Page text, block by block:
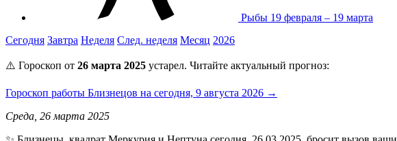
Рыбы 19 февраля – 19 марта
Сегодня Завтра Неделя След. неделя Месяц 2026
⚠️ Гороскоп от 26 марта 2025 устарел. Читайте актуальный прогноз:
Гороскоп работы Близнецов на сегодня, 9 августа 2026 →
Среда, 26 марта 2025